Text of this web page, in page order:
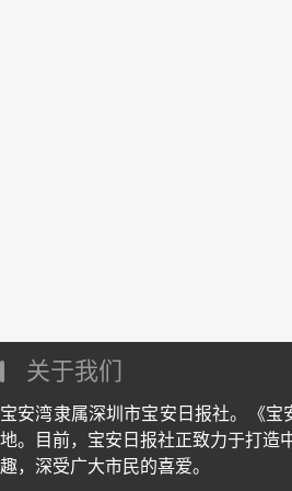
关于我们
宝安湾隶属深圳市宝安日报社。《
地。目前，宝安日报社正致力于打造
趣，深受广大市民的喜爱。